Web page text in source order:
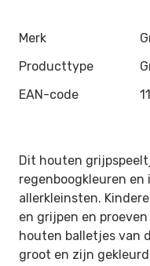
Merk
Producttype
EAN-code
Dit houten
regenboogkleuren en
allerkleinsten.
en grijpen en
houten balletjes van
groot en zijn